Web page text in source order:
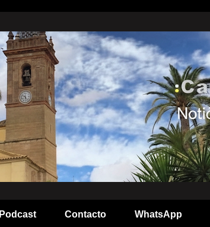
Podcast Contacto WhatsApp